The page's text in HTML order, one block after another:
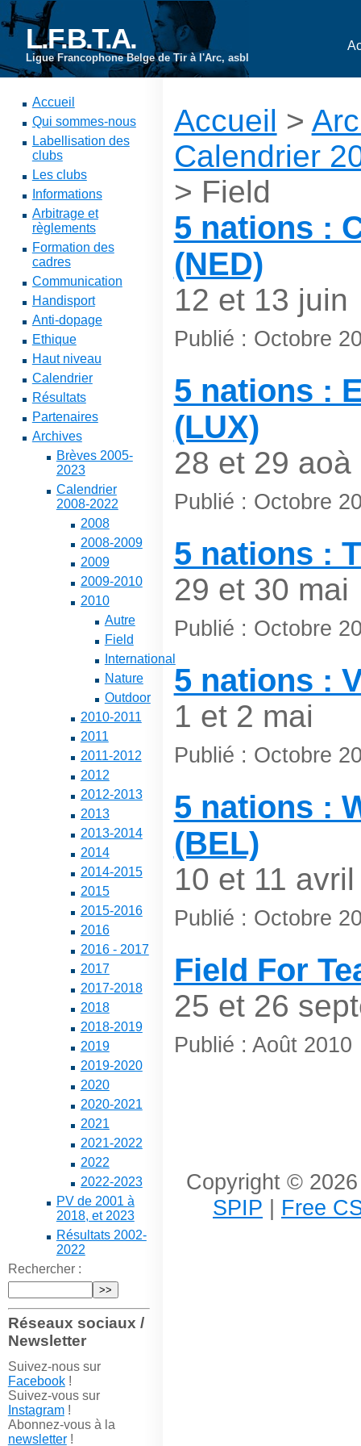
L.F.B.T.A.
Ligue Francophone Belge de Tir à l'Arc, asbl
Accueil
Qui sommes-nous
Labellisation des
clubs
Les clubs
Informations
Arbitrage et
règlements
Formation des
cadres
Communication
Handisport
Anti-dopage
Ethique
Haut niveau
Calendrier
Résultats
Partenaires
Archives
Brèves 2005-
2023
Calendrier
2008-2022
2008
2008-2009
2009
2009-2010
2010
Autre
Field
International
Nature
Outdoor
2010-2011
2011
2011-2012
2012
2012-2013
2013
2013-2014
2014
2014-2015
2015
2015-2016
2016
2016 - 2017
2017
2017-2018
2018
2018-2019
2019
2019-2020
2020
2020-2021
2021
2021-2022
2022
2022-2023
PV de 2001 à
2018, et 2023
Résultats 2002-
2022
Rechercher :
Réseaux sociaux /
Newsletter
Suivez-nous sur
Facebook!
Suivez-vous sur
Instagram!
Abonnez-vous à la
newsletter!
Accueil >
Calendrier
> Field
5 nations :
(NED)
12 et 13 juin
Publié : Octobre
5 nations :
(LUX)
28 et 29 aoà
Publié : Octobre
5 nations :
29 et 30 mai
Publié : Octobre
5 nations :
1 et 2 mai
Publié : Octobre
5 nations :
(BEL)
10 et 11 avril
Publié : Octobre
Field For
25 et 26
Publié : Août 2010
Copyright ©
SPIP | Free